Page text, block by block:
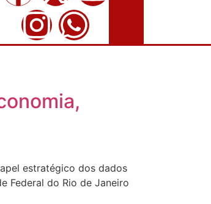
estratégico dos dados
Federal do Rio de Janeiro